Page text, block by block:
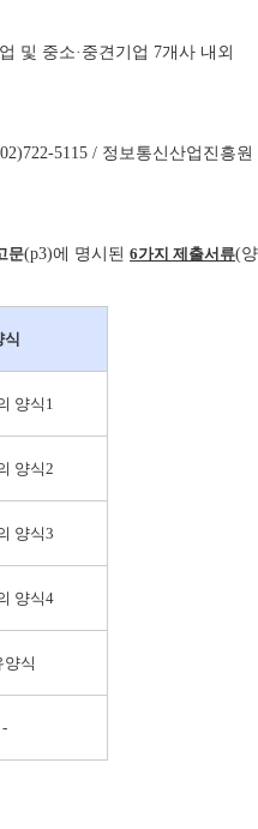
및 중소·중견기업 7개사 내외
5115 / 정보통신산업진흥
문(p3)에 명시된 6가지 제출서류(
식
양식1
양식2
양식3
양식4
양식
-